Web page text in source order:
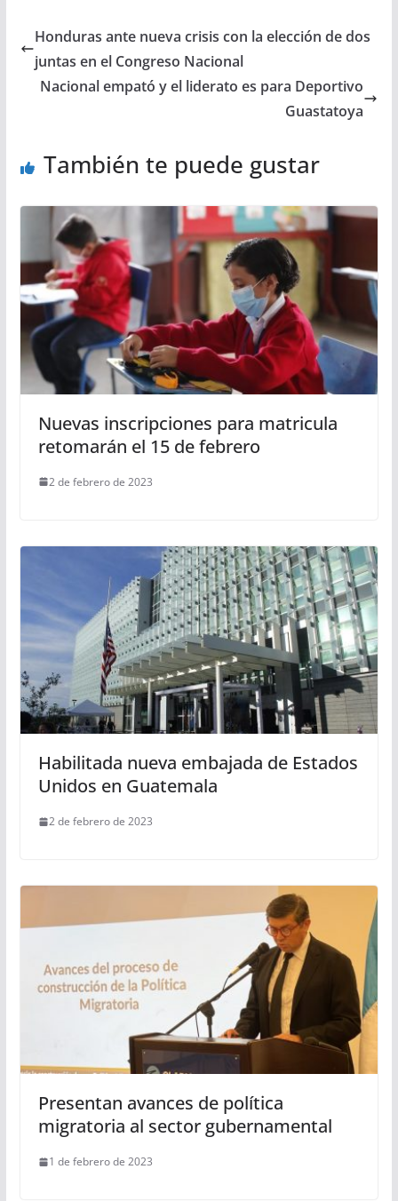
Honduras ante nueva crisis con la elección de dos
juntas en el Congreso Nacional
Nacional empató y el liderato es para Deportivo
Guastatoya
También te puede gustar
Nuevas inscripciones para matricula
retomarán el 15 de febrero
2 de febrero de 2023
Habilitada nueva embajada de Estados
Unidos en Guatemala
2 de febrero de 2023
Presentan avances de política
migratoria al sector gubernamental
1 de febrero de 2023